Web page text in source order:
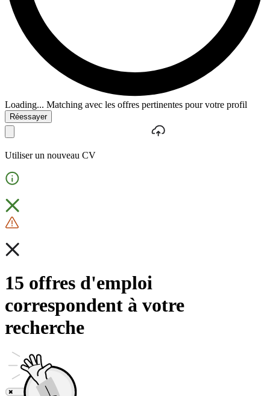
Loading... Matching avec les offres pertinentes pour votre profil
Réessayer
Utiliser un nouveau CV
15 offres d'emploi
correspondent à votre
recherche